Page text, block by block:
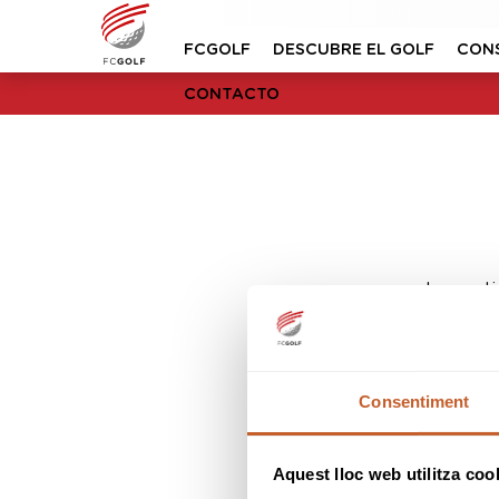
Consentiment
Aquest lloc web utilitza
FCGOLF DESCUBRE EL GOLF
CONTACTO
Lo